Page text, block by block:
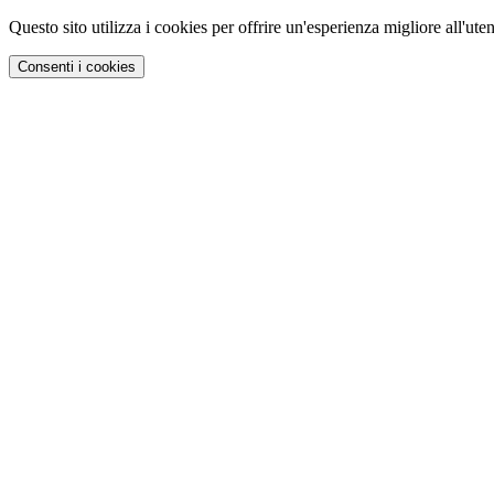
Questo sito utilizza i cookies per offrire un'esperienza migliore
Consenti i cookies